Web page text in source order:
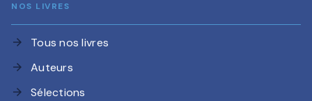
NOS LIVRES
arrow_forward Tous nos livres
arrow_forward Auteurs
arrow_forward Sélections